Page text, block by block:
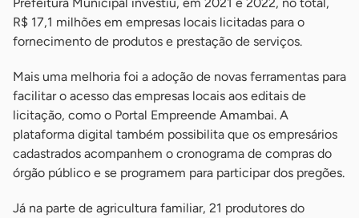
R$ 17,1 milhões em empresas locais licitadas para o
fornecimento de produtos e prestação de serviços.
Mais uma melhoria foi a adoção de novas ferramentas para
facilitar o acesso das empresas locais aos editais de
licitação, como o Portal Empreende Amambai. A
plataforma digital também possibilita que os empresários
cadastrados acompanhem o cronograma de compras do
órgão público e se programem para participar dos pregões.
Já na parte de agricultura familiar, 21 produtores do